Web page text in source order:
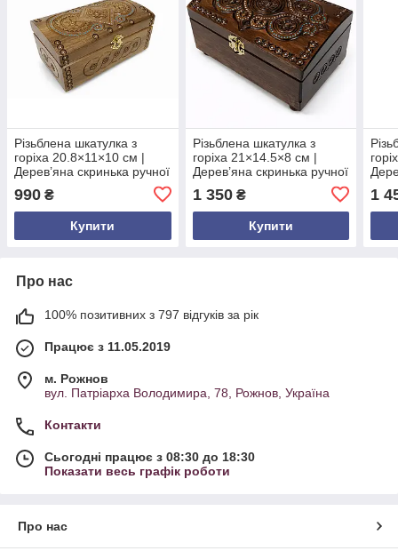
Різьблена шкатулка з
горіха 20.8×11×10 см |
Дерев’яна скринька ручної
Карпат
990 ₴
Купити
Різьблена шкатулка з
горіха 21×14.5×8 см |
Дерев’яна скринька ручної
Карпат
1 350₴
Купити
1
Про нас
100% позитивних з 797 відгуків за рік
Працює з 11.05.2019
м. Рожнов
вул. Патріарха Володимира, 78, Рожнов, Україна
Контакти
Сьогодні працює з 08:30 до 18:30
Показати весь графік роботи
Про нас